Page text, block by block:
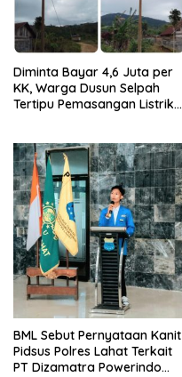
Diminta Bayar 4,6 Juta per
KK, Warga Dusun Selpah
Tertipu Pemasangan Listrik
BML Sebut Pernyataan Kanit
Pidsus Polres Lahat Terkait
PT Dizamatra Powerindo